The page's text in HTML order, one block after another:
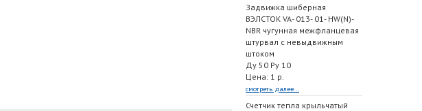
Задвижка шиберная
ВЭЛСТОК VA- 013- 01- HW(N)-
NBR чугунная межфланцевая
штурвал с невыдвижным
штоком
Ду 50 Ру 10
Цена: 1 р.
смотреть далее...
Счетчик тепла крыльчатый